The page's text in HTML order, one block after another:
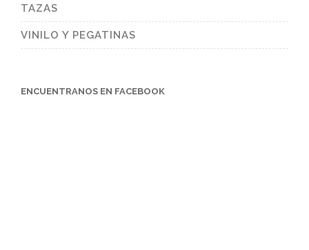
TAZAS
VINILO Y PEGATINAS
ENCUENTRANOS EN FACEBOOK